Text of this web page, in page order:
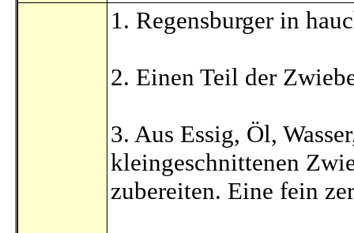
1. Regensburger in
2. Einen Teil der
3. Aus Essig, Öl,
kleingeschnittenen
zubereiten. Eine fein